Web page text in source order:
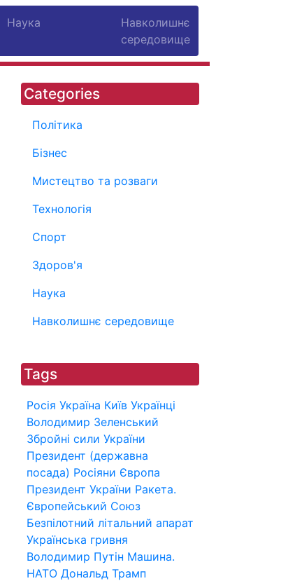
Наука
Навколишнє
середовище
Categories
Політика
Бізнес
Мистецтво та розваги
Технологія
Спорт
Здоров'я
Наука
Навколишнє середовище
Tags
Росія Україна Київ Українці
Володимир Зеленський
Збройні сили України
Президент (державна
посада) Росіяни Європа
Президент України Ракета.
Європейський Союз
Безпілотний літальний апарат
Українська гривня
Володимир Путін Машина.
НАТО Дональд Трамп